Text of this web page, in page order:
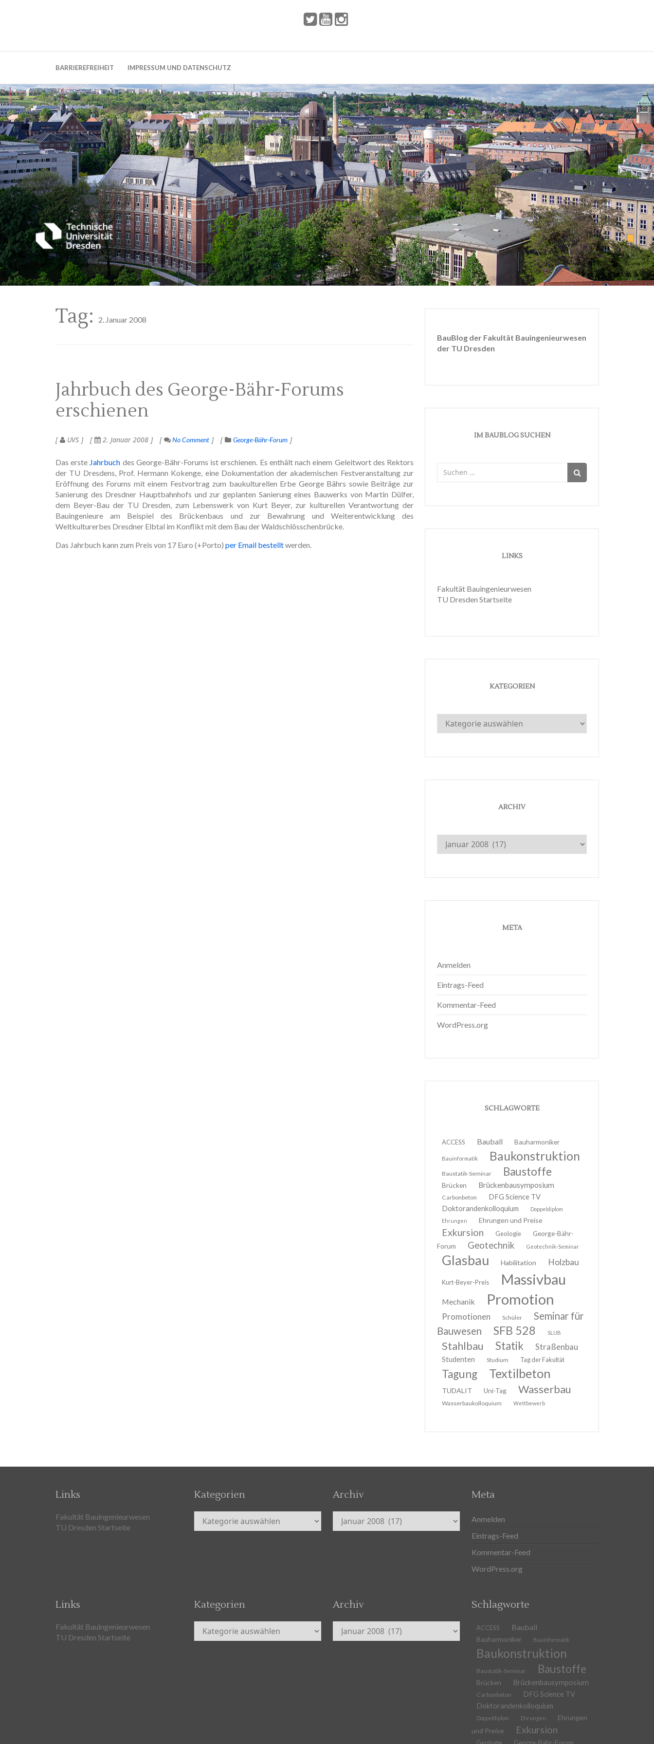
BARRIEREFREIHEIT IMPRESSUM UND DATENSCHUTZ
Tag: 2. Januar 2008
Jahrbuch des George-Bähr-Forums
erschienen
UVS 2. Januar 2008 No Comment George-Bähr-Forum
Das erste Jahrbuch des George-Bähr-Forums ist erschienen. Es enthält nach einem Geleitwort des Rektors
der TU Dresdens, Prof. Hermann Kokenge, eine Dokumentation der akademischen Festveranstaltung zur
Eröffnung des Forums mit einem Festvortrag zum baukulturellen Erbe George Bährs sowie Beiträge zur
Sanierung des Dresdner Hauptbahnhofs und zur geplanten Sanierung eines Bauwerks von Martin Dülfer,
dem Beyer-Bau der TU Dresden, zum Lebenswerk von Kurt Beyer, zur kulturellen Verantwortung der
Bauingenieure am Beispiel des Brückenbaus und zur Bewahrung und Weiterentwicklung des
Weltkulturerbes Dresdner Elbtal im Konflikt mit dem Bau der Waldschlösschenbrücke.
Das Jahrbuch kann zum Preis von 17 Euro (+Porto) per Email bestelltwerden.
BauBlog der Fakultät Bauingenieurwesen
der TU Dresden
IM BAUBLOG SUCHEN
nach:
LINKS
Fakultät Bauingenieurwesen
TU Dresden Startseite
KATEGORIEN
Kategorien
ARCHIV
Archiv
META
Anmelden
Eintrags-Feed
Kommentar-Feed
WordPress.org
SCHLAGWORTE
ACCESS Bauball Bauharmoniker
Bauinformatik Baukonstruktion
Baustatik-Seminar Baustoffe
Brücken Brückenbausymposium
Carbonbeton
DFG Science TV
Doktorandenkolloquium
Doppeldiplom
Ehrungen
Ehrungen und Preise
Exkursion Geologie
George-Bähr-
Forum
Geotechnik Geotechnik-Seminar
Glasbau Habilitation Holzbau
Kurt-Beyer-Preis Massivbau
Mechanik Promotion
Promotionen Schüler
Seminar für
Bauwesen
SFB 528 SLUB
Stahlbau Statik Straßenbau
Studenten Studium Tag der Fakultät
Tagung Textilbeton
TUDALIT Uni-Tag Wasserbau
Wasserbaukolloquium Wettbewerb
Links
Fakultät Bauingenieurwesen
TU Dresden Startseite
Kategorien
Kategorien
Archiv
Archiv
Meta
Anmelden
Eintrags-Feed
Kommentar-Feed
WordPress.org
Links
Fakultät Bauingenieurwesen
TU Dresden Startseite
Kategorien
Kategorien
Archiv
Archiv
Schlagworte
ACCESS Bauball
Bauharmoniker Bauinformatik
Baukonstruktion
Baustatik-Seminar Baustoffe
Brücken Brückenbausymposium
Carbonbeton
DFG Science TV
Doktorandenkolloquium
Doppeldiplom Ehrungen
Ehrungen
und Preise
Exkursion
Geologie George-Bähr-Forum